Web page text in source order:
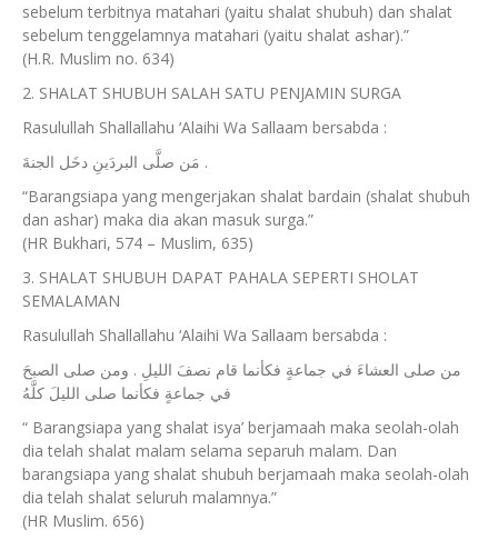
sebelum terbitnya matahari (yaitu shalat shubuh) dan shalat
sebelum tenggelamnya matahari (yaitu shalat ashar).”
(H.R. Muslim no. 634)
2. SHALAT SHUBUH SALAH SATU PENJAMIN SURGA
Rasulullah Shallallahu ‘Alaihi Wa Sallaam bersabda :
مَن صلَّى البردَينِ دخَل الجنةَ .
“Barangsiapa yang mengerjakan shalat bardain (shalat shubuh
dan ashar) maka dia akan masuk surga.”
(HR Bukhari, 574 – Muslim, 635)
3. SHALAT SHUBUH DAPAT PAHALA SEPERTI SHOLAT
SEMALAMAN
Rasulullah Shallallahu ‘Alaihi Wa Sallaam bersabda :
من صلى العشاءَ في جماعةٍ فكأنما قام نصفَ الليلِ . ومن صلى الصبحَ
في جماعةٍ فكأنما صلى الليلَ كلَّهُ
“ Barangsiapa yang shalat isya’ berjamaah maka seolah-olah
dia telah shalat malam selama separuh malam. Dan
barangsiapa yang shalat shubuh berjamaah maka seolah-olah
dia telah shalat seluruh malamnya.”
(HR Muslim. 656)